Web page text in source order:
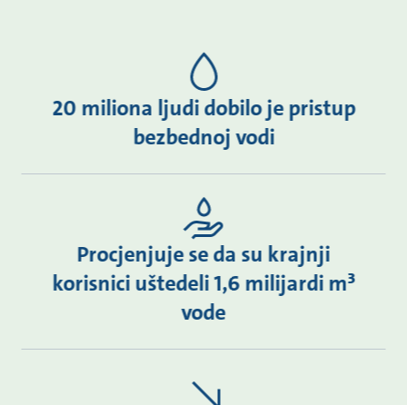
20 miliona ljudi dobilo je pristup
bezbednoj vodi
Procjenjuje se da su krajnji
korisnici uštedeli 1,6 milijardi m³
vode